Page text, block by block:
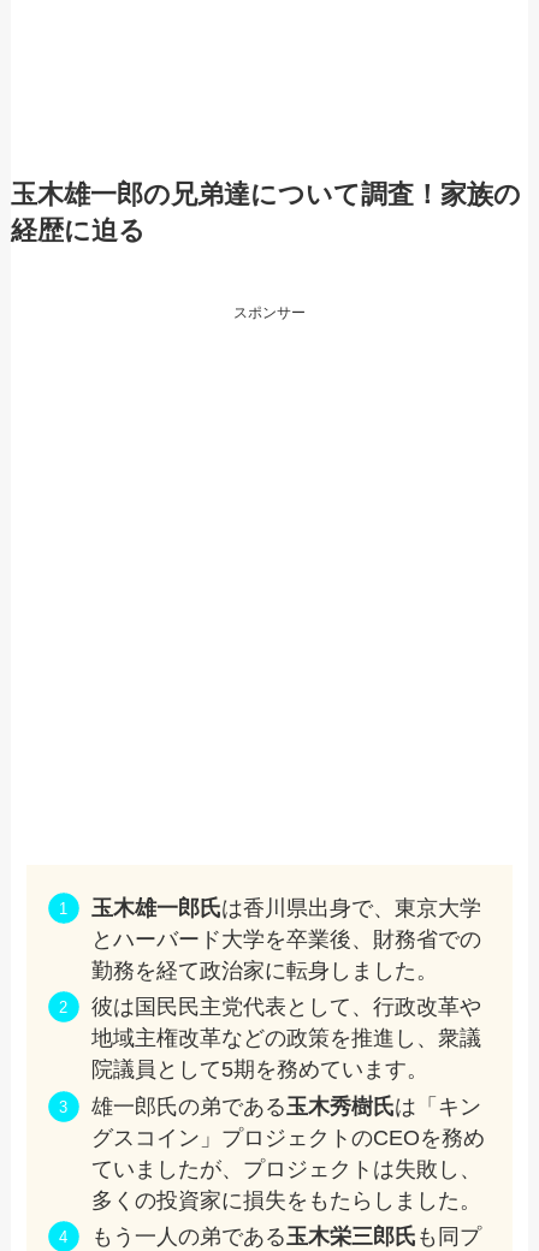
玉木雄一郎の兄弟達について調査！家族の
経歴に迫る
スポンサー
玉木雄一郎氏は香川県出身で、東京大学
とハーバード大学を卒業後、財務省での
勤務を経て政治家に転身しました。
彼は国民民主党代表として、行政改革や
地域主権改革などの政策を推進し、衆議
院議員として5期を務めています。
雄一郎氏の弟である玉木秀樹氏は「キン
グスコイン」プロジェクトのCEOを務め
ていましたが、プロジェクトは失敗し、
多くの投資家に損失をもたらしました。
もう一人の弟である玉木栄三郎氏 も同プ